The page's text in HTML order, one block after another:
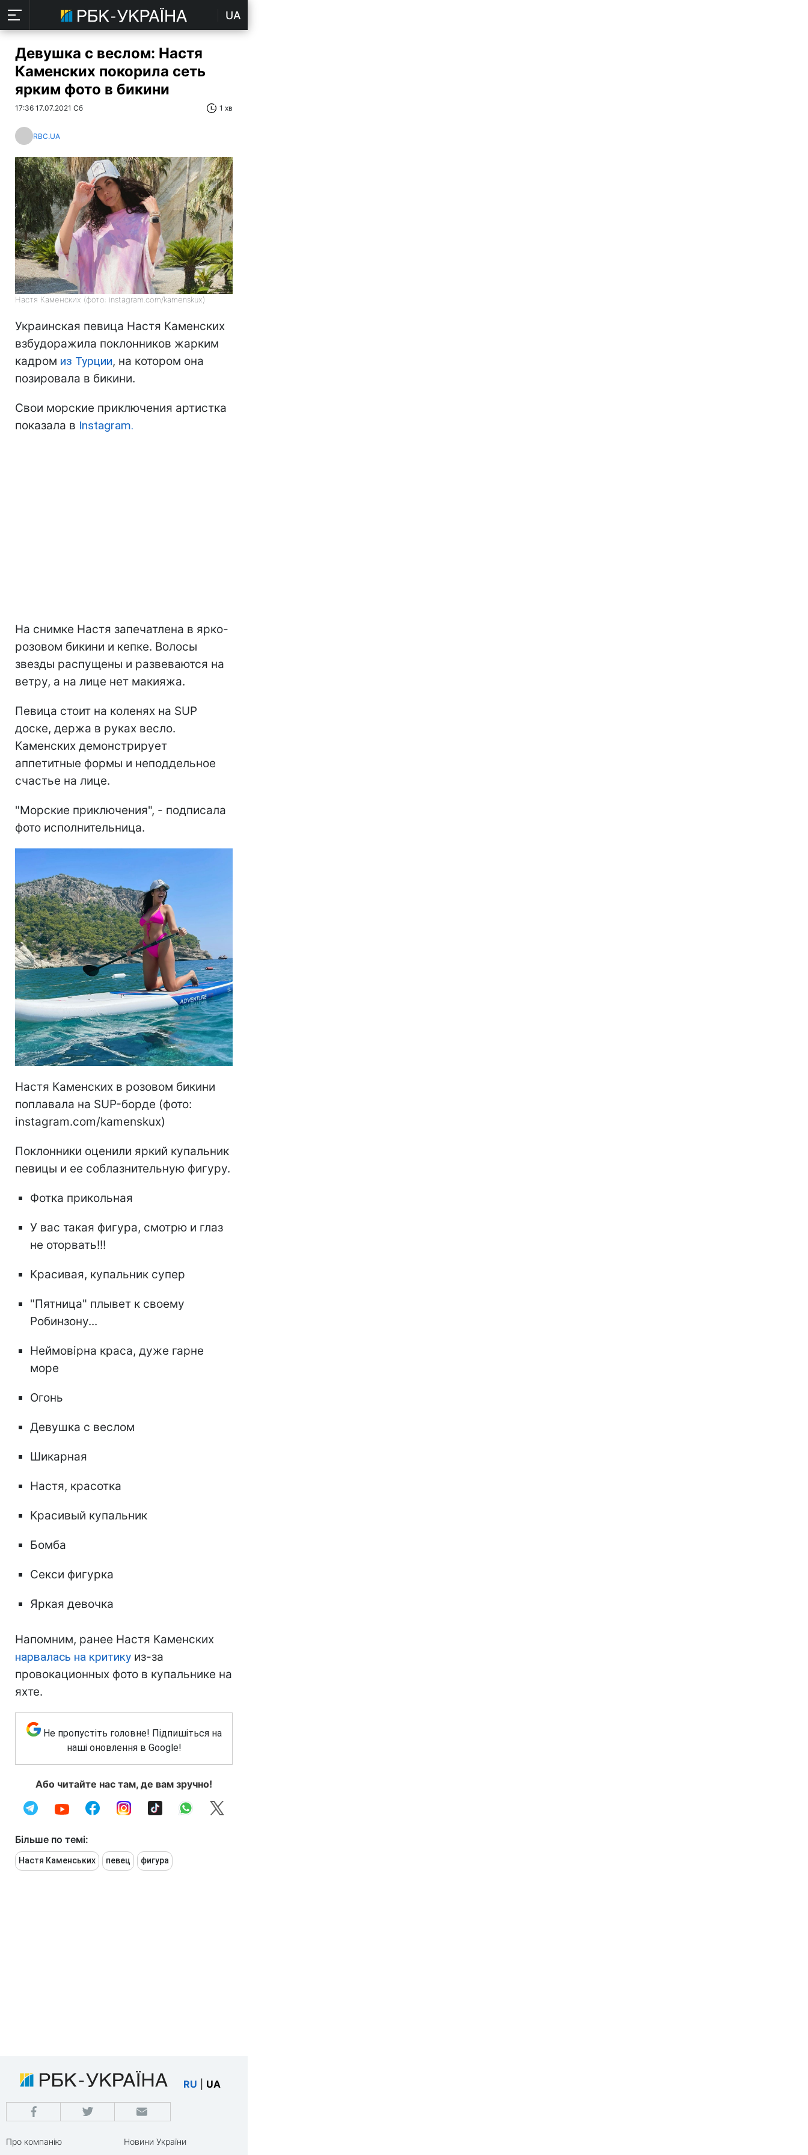
UA
Девушка с веслом: Настя
Каменских покорила сеть
ярким фото в бикини
17:36 17.07.2021 Сб 1 хв
RBC.UA
Настя Каменских (фото: instagram.com/kamenskux)
Украинская певица Настя Каменских
взбудоражила поклонников жарким
кадром из Турции, на котором она
позировала в бикини.
Свои морские приключения артистка
показала в Instagram.
На снимке Настя запечатлена в ярко-
розовом бикини и кепке. Волосы
звезды распущены и развеваются на
ветру, а на лице нет макияжа.
Певица стоит на коленях на SUP
доске, держа в руках весло.
Каменских демонстрирует
аппетитные формы и неподдельное
счастье на лице.
"Морские приключения", - подписала
фото исполнительница.
Настя Каменских в розовом бикини
поплавала на SUP-борде (фото:
instagram.com/kamenskux)
Поклонники оценили яркий купальник
певицы и ее соблазнительную фигуру.
Фотка прикольная
У вас такая фигура, смотрю и глаз
не оторвать!!!
Красивая, купальник супер
"Пятница" плывет к своему
Робинзону...
Неймовірна краса, дуже гарне
море
Огонь
Девушка с веслом
Шикарная
Настя, красотка
Красивый купальник
Бомба
Секси фигурка
Яркая девочка
Напомним, ранее Настя Каменских
нарвалась на критику из-за
провокационных фото в купальнике на
яхте.
Не пропустіть головне! Підпишіться на
наші оновлення в Google!
Або читайте нас там, де вам зручно!
Більше по темі:
Настя Каменських певец фигура
RU UA
Про компанію Новини України